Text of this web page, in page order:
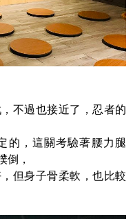
不過也接近了，忍者的
的，這關考驗著腰力腿
倒，
但身子骨柔軟，也比較